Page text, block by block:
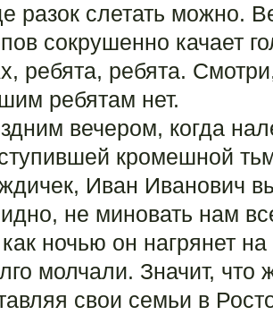
разок слетать можно.
сокрушенно качает
ребята, ребята.
ребятам нет.
вечером, когда
кромешной
Иван Иванович
не миновать нам
ночью он нагрянет
молчали. Значит, что
свои семьи в